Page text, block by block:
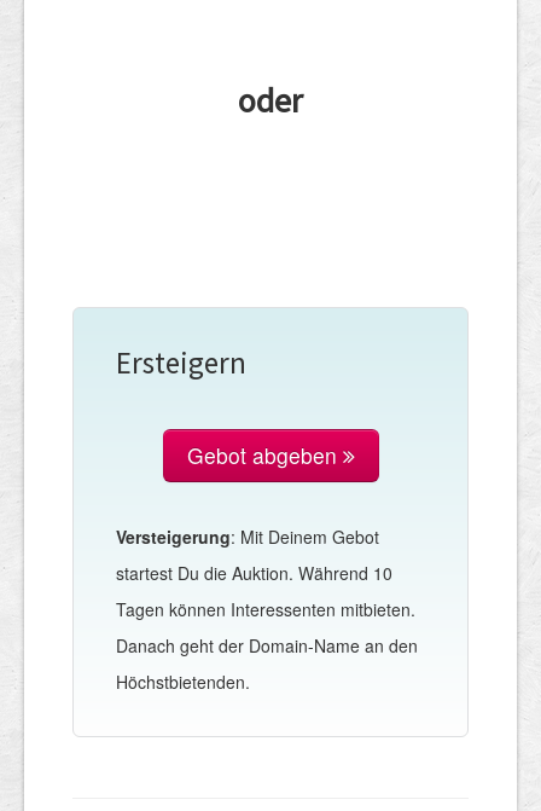
oder
Ersteigern
Gebot abgeben
Versteigerung: Mit Deinem Gebot
startest Du die Auktion. Während 10
Tagen können Interessenten mitbieten.
Danach geht der Domain-Name an den
Höchstbietenden.